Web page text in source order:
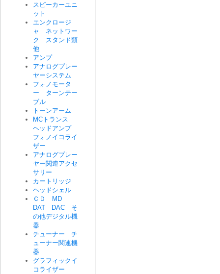
スピーカーユニ
ット
エンクロージ
ャ ネットワー
ク スタンド類
他
アンプ
アナログプレー
ヤーシステム
フォノモータ
ー ターンテー
ブル
トーンアーム
MCトランス
ヘッドアンプ
フォノイコライ
ザー
アナログプレー
ヤー関連アクセ
サリー
カートリッジ
ヘッドシェル
ＣＤ MD
DAT DAC そ
の他デジタル機
器
チューナー チ
ューナー関連機
器
グラフィックイ
コライザー